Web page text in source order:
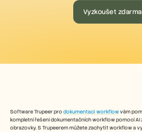
Vyzkoušet zdarma
Software Trupeer pro dokumentaci workflow vám
kompletní řešení dokumentačních workflow pomocí AI
obrazovky. S Trupeerem můžete zachytit workflow a
Customer Success
Training
See more